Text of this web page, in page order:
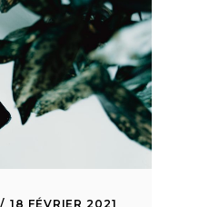
18 FÉVRIER 2021